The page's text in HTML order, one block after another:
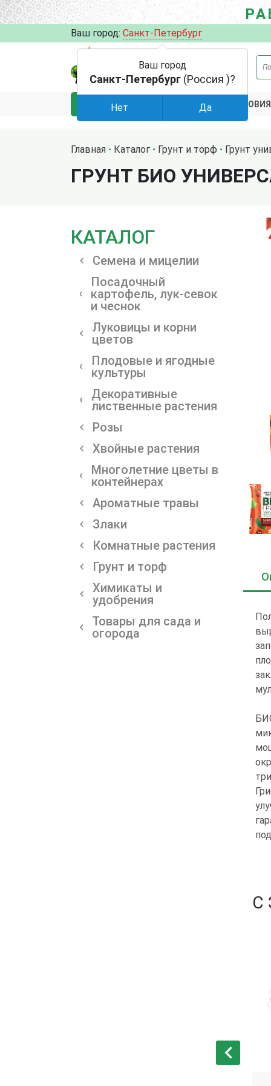
Ваш город: Санкт-Петербург
КАТАЛОГ АКЦИИ
Главная Каталог Грунт и торф Грунт
ГРУНТ БИО
КАТАЛОГ
Семена и мицелии
Посадочный
картофель, лук-севок
и чеснок
Луковицы и корни
цветов
Плодовые и ягодные
культуры
Декоративные
лиственные растения
Розы
Хвойные растения
Многолетние цветы в
контейнерах
Ароматные травы
Злаки
Комнатные растения
Грунт и торф
Химикаты и
удобрения
Товары для сада и
огорода
С
Ваш город
Санкт-Петербург (Россия )?
Нет Да